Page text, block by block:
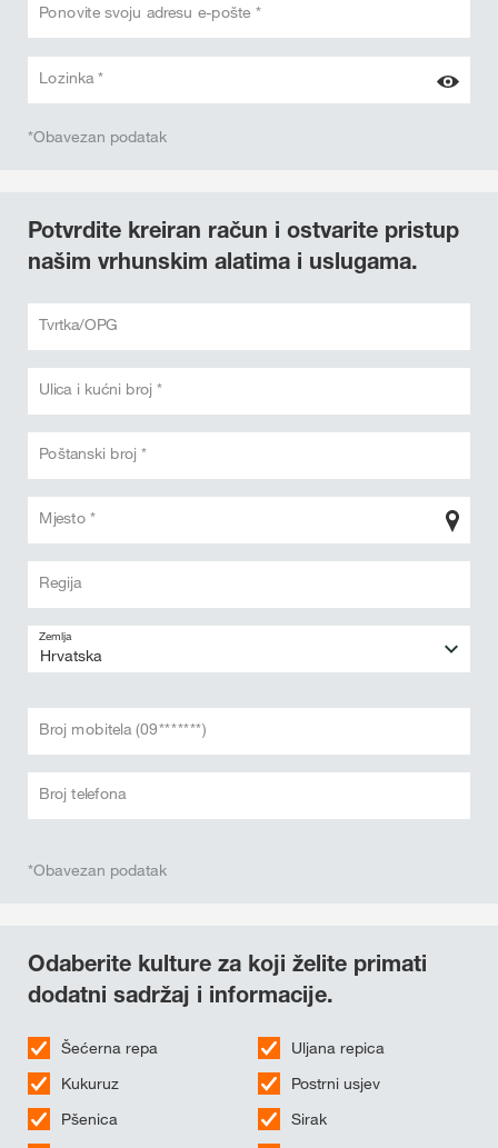
Ponovite svoju adresu e-pošte *
Lozinka *
*Obavezan podatak
Potvrdite kreiran račun i ostvarite pristup
našim vrhunskim alatima i uslugama.
Tvrtka/OPG
Ulica i kućni broj *
Poštanski broj *
Mjesto *
Regija
Zemlja
Broj mobitela (09*******)
Broj telefona
*Obavezan podatak
Odaberite kulture za koji želite primati
dodatni sadržaj i informacije.
Šećerna repa
Kukuruz
Pšenica
Uljana repica
Postrni usjev
Sirak